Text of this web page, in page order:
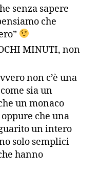
senza sapere
che
MINUTI, non
non c’è una
sia un
un monaco
che una
un intero
solo semplici
hanno